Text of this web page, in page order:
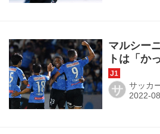
マルシー
トは「か
サイドパ
イミング
ンタビュ
サ サッカ